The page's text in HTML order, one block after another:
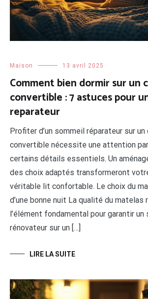
Maison 13 avril 2025
Comment bien dormir sur un
convertible : 7 astuces pour
reparateur
Profiter d’un sommeil réparateur sur un
convertible nécessite une attention
certains détails essentiels. Un
des choix adaptés transformeront
véritable lit confortable. Le choix du
d’une bonne nuit La qualité du matelas
l’élément fondamental pour garantir un
rénovateur sur un […]
LIRE LA SUITE